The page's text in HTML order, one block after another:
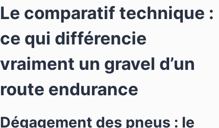
Le comparatif technique :
ce qui différencie
vraiment un gravel d’un
route endurance
Dégagement des pneus : le